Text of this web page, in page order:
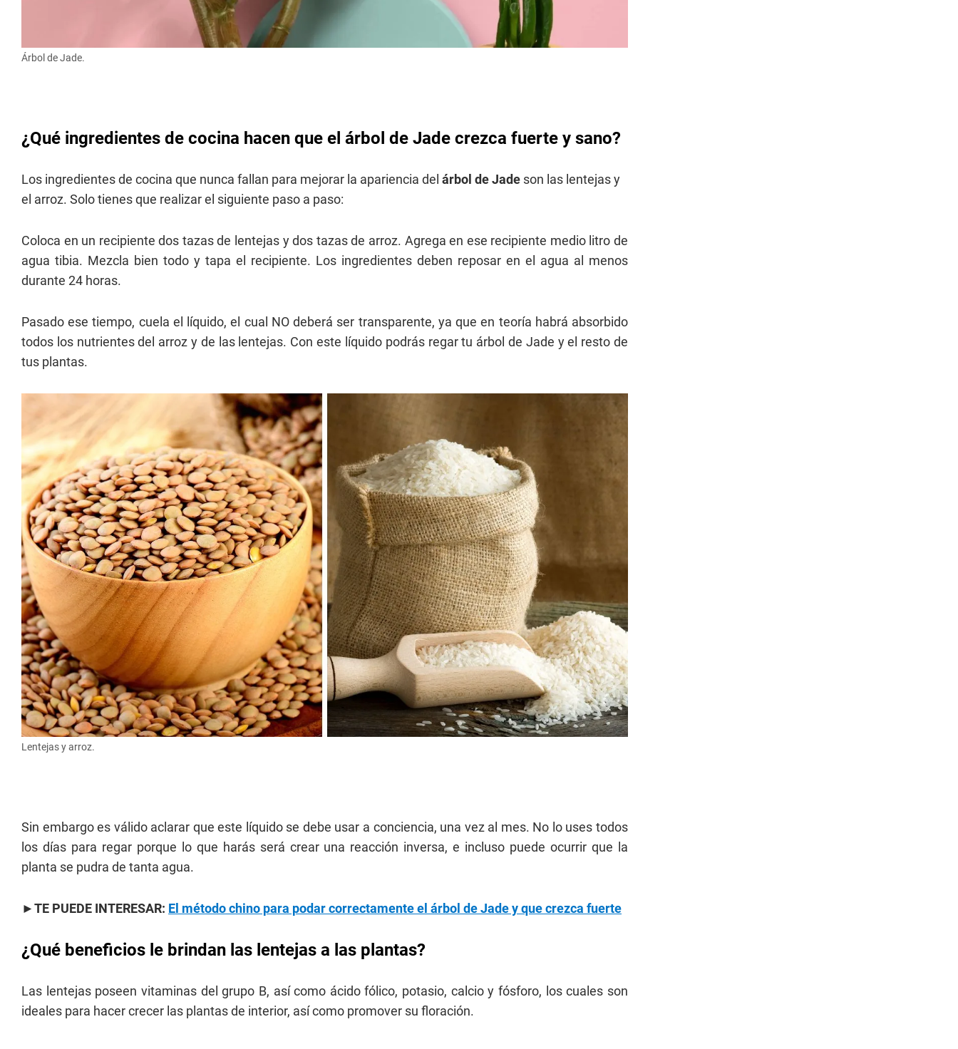
Árbol de Jade.
¿Qué ingredientes de cocina hacen que el árbol de Jade crezca fuerte y sano?
Los ingredientes de cocina que nunca fallan para mejorar la apariencia del árbol de Jade son las lentejas y
el arroz. Solo tienes que realizar el siguiente paso a paso:
Coloca en un recipiente dos tazas de lentejas y dos tazas de arroz. Agrega en ese recipiente medio litro de
agua tibia. Mezcla bien todo y tapa el recipiente. Los ingredientes deben reposar en el agua al menos
durante 24 horas.
Pasado ese tiempo, cuela el líquido, el cual NO deberá ser transparente, ya que en teoría habrá absorbido
todos los nutrientes del arroz y de las lentejas. Con este líquido podrás regar tu árbol de Jade y el resto de
tus plantas.
Lentejas y arroz.
Sin embargo es válido aclarar que este líquido se debe usar a conciencia, una vez al mes. No lo uses todos
los días para regar porque lo que harás será crear una reacción inversa, e incluso puede ocurrir que la
planta se pudra de tanta agua.
►TE PUEDE INTERESAR: El método chino para podar correctamente el árbol de Jade y que crezca fuerte
¿Qué beneficios le brindan las lentejas a las plantas?
Las lentejas poseen vitaminas del grupo B, así como ácido fólico, potasio, calcio y fósforo, los cuales son
ideales para hacer crecer las plantas de interior, así como promover su floración.